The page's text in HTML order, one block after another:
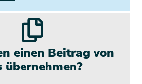
einen Beitrag von
übernehmen?